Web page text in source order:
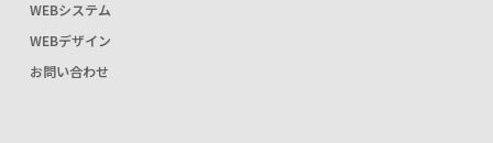
WEBシステム
WEBデザイン
お問い合わせ